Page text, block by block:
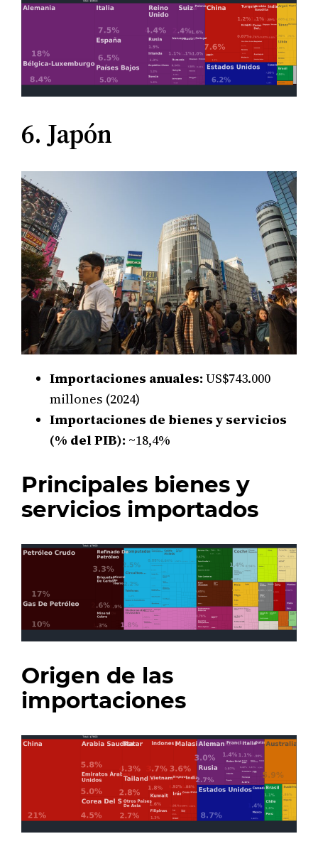
6. Japón
Importaciones anuales: US$743.000
millones (2024)
Importaciones de bienes y servicios
(% del PIB): ~18,4%
Principales bienes y
servicios importados
Origen de las
importaciones